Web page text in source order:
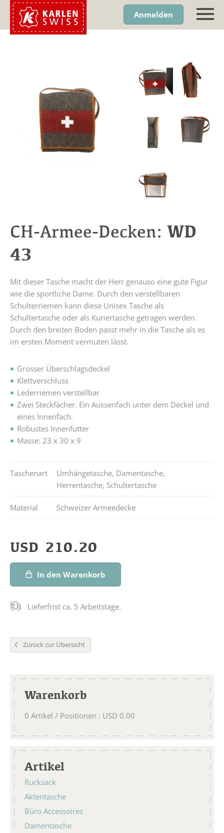
Anmelden
CH-Armee-Decken: WD
43
Mit dieser Tasche macht der Herr genauso eine gute Figur
wie die sportliche Dame. Durch den verstellbaren
Schulterriemen kann diese Unisex Tasche als
Schultertasche oder als Kuriertasche getragen werden.
Durch den breiten Boden passt mehr in die Tasche als es
im ersten Moment vermuten lässt.
Grosser Überschlagsdeckel
Klettverschluss
Lederriemen verstellbar
Zwei Steckfächer. Ein Aussenfach unter dem Deckel und
eines Innenfach.
Robustes Innenfutter
Masse: 23 x 30 x 9
Taschenart Umhängetasche, Damentasche,
Herrentasche, Schultertasche
Material Schweizer Armeedecke
USD 210.20
In den Warenkorb
Lieferfrist ca. 5 Arbeitstage.
Zurück zur Übersicht
Warenkorb
0 Artikel / Positionen : USD 0.00
Artikel
Rucksack
Aktentasche
Büro Accessoires
Damentasche